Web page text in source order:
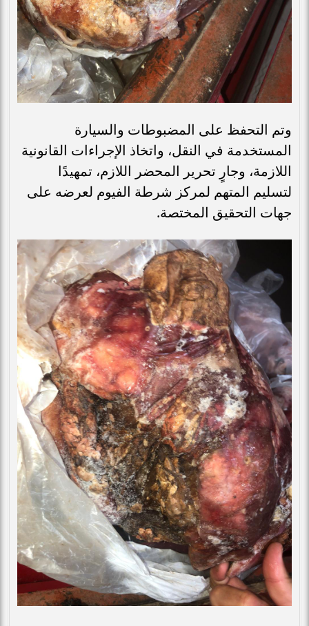
وتم التحفظ على المضبوطات والسيارة
المستخدمة في النقل، واتخاذ الإجراءات القانونية
اللازمة، وجارٍ تحرير المحضر اللازم، تمهيدًا
لتسليم المتهم لمركز شرطة الفيوم لعرضه على
جهات التحقيق المختصة.